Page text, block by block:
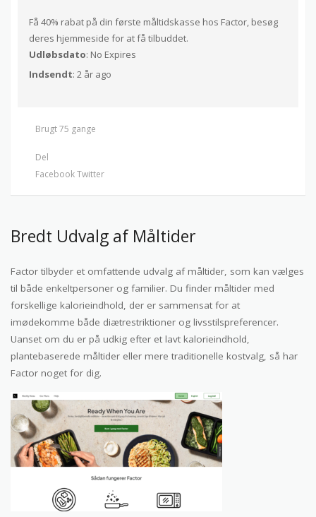
Få 40% rabat på din første måltidskasse hos Factor, besøg
deres hjemmeside for at få tilbuddet.
Udløbsdato: No Expires
Indsendt: 2 år ago
Brugt 75 gange
Del
FacebookTwitter
Bredt Udvalg af Måltider
Factor tilbyder et omfattende udvalg af måltider, som kan vælges
til både enkeltpersoner og familier. Du finder måltider med
forskellige kalorieindhold, der er sammensat for at
imødekomme både diætrestriktioner og livsstilspreferencer.
Uanset om du er på udkig efter et lavt kalorieindhold,
plantebaserede måltider eller mere traditionelle kostvalg, så har
Factor noget for dig.